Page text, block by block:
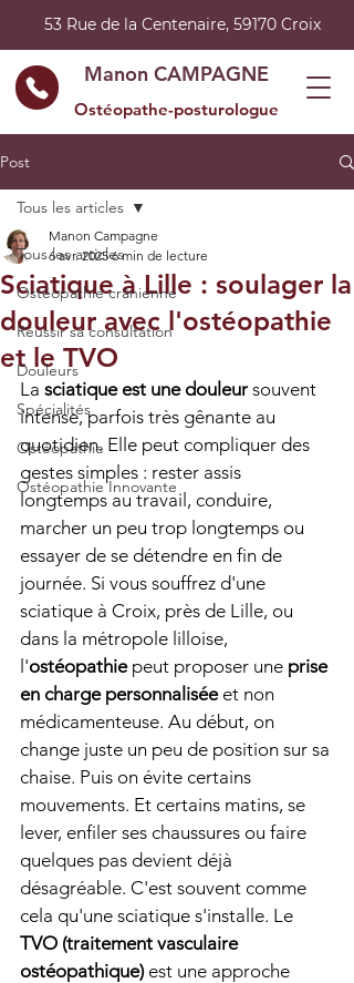
53 Rue de la Centenaire, 59170 Croix
Manon CAMPAGNE
Ostéopathe-posturologue
Post
Tous les articles
Ostéopathie crânienne
Réussir sa consultation
Douleurs
Spécialités
Ostéopathie
Ostéopathie Innovante
Tous les articles
Sciatique à Lille : soulager la
douleur avec l'ostéopathie
et le TVO
Manon Campagne
6 avr. 2025 6 min de lecture
La sciatique est une douleur souvent
intense, parfois très gênante au
quotidien. Elle peut compliquer des
gestes simples : rester assis
longtemps au travail, conduire,
marcher un peu trop longtemps ou
essayer de se détendre en fin de
journée. Si vous souffrez d'une
sciatique à Croix, près de Lille, ou
dans la métropole lilloise,
l'ostéopathie peut proposer une prise
en charge personnalisée et non
médicamenteuse. Au début, on
change juste un peu de position sur sa
chaise. Puis on évite certains
mouvements. Et certains matins, se
lever, enfiler ses chaussures ou faire
quelques pas devient déjà
désagréable. C'est souvent comme
cela qu'une sciatique s'installe. Le
TVO (traitement vasculaire
ostéopathique) est une approche